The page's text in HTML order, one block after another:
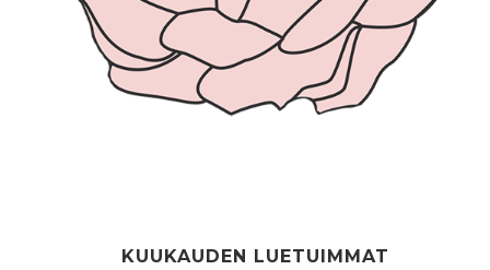
KUUKAUDEN LUETUIMMAT